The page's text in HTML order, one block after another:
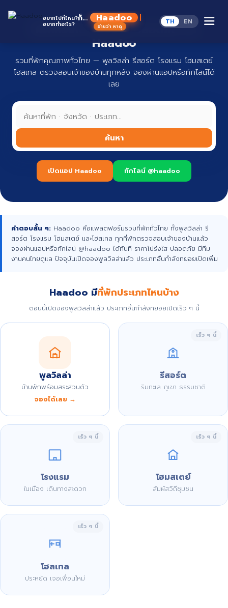
อยากไปที่ไหน?
อยากทำอะไร?
ก็... Haadoo
อ่านว่า หาดู
TH EN
ที่พักทั่วไทย จองง่าย ปลอดภัย กับ
Haadoo
รวมที่พักคุณภาพทั่วไทย — พูลวิลล่า รีสอร์ต โรงแรม โฮมสเตย์
โฮสเทล ตรวจสอบเจ้าของบ้านทุกหลัง จองผ่านแอปหรือทักไลน์ได้
เลย
ค้นหา
เปิดแอป Haadoo ทักไลน์ @haadoo
คำตอบสั้น ๆ: Haadoo คือแพลตฟอร์มรวมที่พักทั่วไทย ทั้งพูลวิลล่า รี
สอร์ต โรงแรม โฮมสเตย์ และโฮสเทล ทุกที่พักตรวจสอบเจ้าของบ้านแล้ว
จองผ่านแอปหรือทักไลน์ @haadoo ได้ทันที ราคาโปร่งใส ปลอดภัย มีทีม
งานคนไทยดูแล ปัจจุบันเปิดจองพูลวิลล่าแล้ว ประเภทอื่นกำลังทยอยเปิดเพิ่ม
Haadoo มีที่พักประเภทไหนบ้าง
ตอนนี้เปิดจองพูลวิลล่าแล้ว ประเภทอื่นกำลังทยอยเปิดเร็ว ๆ นี้
พูลวิลล่า
บ้านพักพร้อมสระส่วนตัว
จองได้เลย →
เร็ว ๆ นี้
รีสอร์ต
ริมทะเล ภูเขา ธรรมชาติ
เร็ว ๆ นี้
โรงแรม
ในเมือง เดินทางสะดวก
เร็ว ๆ นี้
โฮมสเตย์
สัมผัสวิถีชุมชน
เร็ว ๆ นี้
โฮสเทล
ประหยัด เจอเพื่อนใหม่